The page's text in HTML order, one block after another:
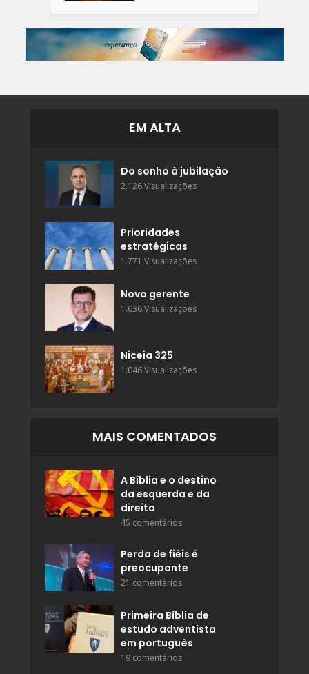
EM ALTA
Do sonho à jubilação
2.126 Visualizações
Prioridades
estratégicas
1.771 Visualizações
Novo gerente
1.636 Visualizações
Niceia 325
1.046 Visualizações
MAIS COMENTADOS
A Bíblia e o destino
da esquerda e da
direita
45 comentários
Perda de fiéis é
preocupante
21 comentários
Primeira Bíblia de
estudo adventista
em português
19 comentários